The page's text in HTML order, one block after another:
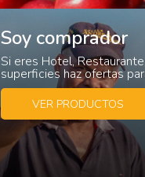
Soy comprador
Si eres Hotel,
superficies haz ofertas
VER PRODUCTOS